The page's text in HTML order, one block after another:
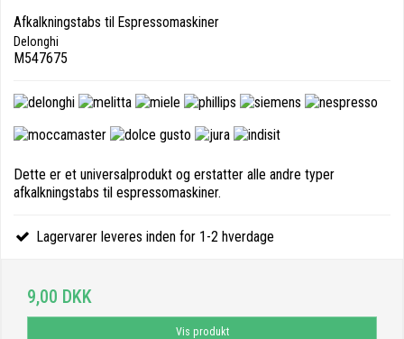
Afkalkningstabs til Espressomaskiner
Delonghi
M547675
Dette er et universalprodukt og erstatter alle andre typer
afkalkningstabs til espressomaskiner.
Lagervarer leveres inden for 1-2 hverdage
9,00 DKK
Vis produkt